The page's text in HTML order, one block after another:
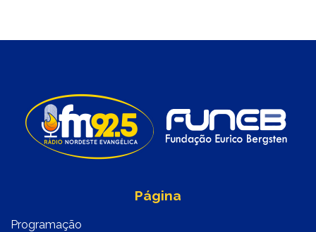
Página
Programação